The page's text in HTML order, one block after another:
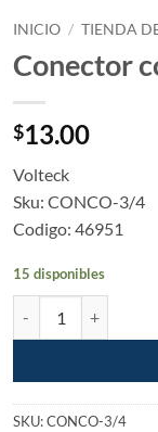
INICIO / TIENDA
Conector
$13.00
Volteck
Sku: CONCO-3/4
Codigo: 46951
15 disponibles
SKU:CONCO-3/4